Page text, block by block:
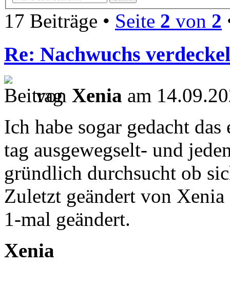
17 Beiträge • Seite 2 von 2
Re: Nachwuchs
von Xenia am
Ich habe sogar gedacht
tag ausgewegselt- und
gründlich durchsucht ob
Zuletzt geändert von
1-mal geändert.
Xenia